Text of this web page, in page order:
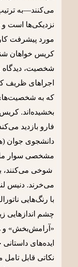
می‌کنند—به
نزدیکی‌ها است
مورد پیشرفت
کریس خواهان
شخصیت، دیدگاه
اجراهای ظریف
که به
بخشیده‌اند. کریس
فارو بازدید
دانشجوی جوان
مشخصی سوار
شوخی می‌کنند،
با رنگ‌هایی
چشم اندازهایی
«آرامش‌بخش» و
ایده‌های
نکاتی قابل